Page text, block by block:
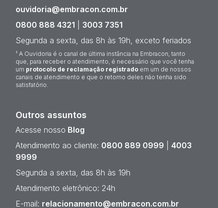
ouvidoria@embracon.com.br
0800 888 4321
3003 7351
Segunda a sexta, das 8h às 19h, exceto feriados
¹ A Ouvidoria é o canal de última instância na Embracon, tanto
que, para receber o atendimento, é necessário que você tenha
um protocolo de reclamação registrado em um de nossos
canais de atendimento e que o retorno deles não tenha sido
satisfatório.
Outros assuntos
Acesse nosso Blog
Atendimento ao cliente: 0800 889 0999
4003
9999
Segunda a sexta, das 8h às 19h
Atendimento eletrônico: 24h
E-mail: relacionamento@embracon.com.br